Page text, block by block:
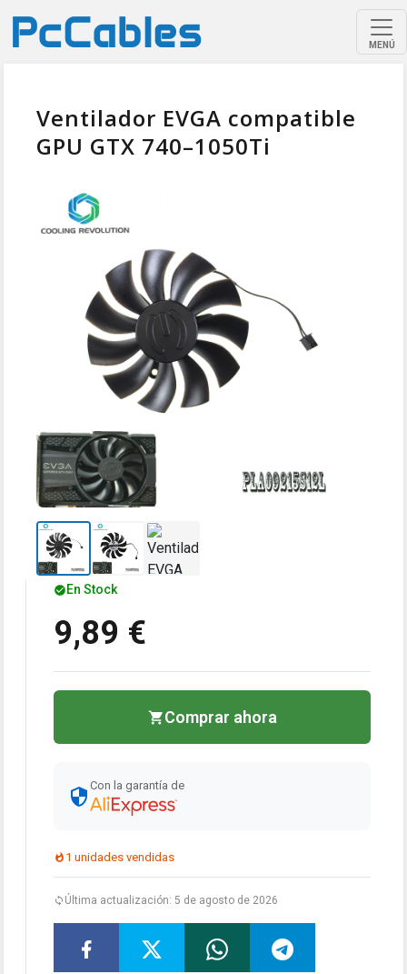
MENÚ
Ventilador EVGA compatible
GPU GTX 740–1050Ti
En Stock
9,89 €
Comprar ahora
Con la garantía de
1 unidades vendidas
Última actualización: 5 de agosto de 2026